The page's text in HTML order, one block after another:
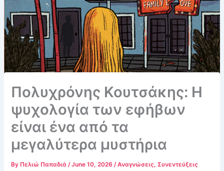
Πολυχρόνης Κουτσάκης: Η
ψυχολογία των εφήβων
είναι ένα από τα
μεγαλύτερα μυστήρια
By Πελιώ Παπαδιά /June 10, 2026 /Αναγνώσεις, Συνεντεύξεις